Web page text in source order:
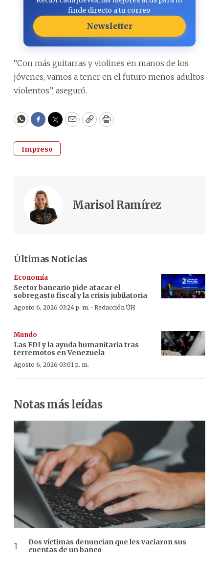
finde directo a tu correo
Newsletter
“Con más guitarras y violines en manos de los
jóvenes, vamos a tener en el futuro menos adultos
violentos”, aseguró.
WhatsApp
Facebook
Twitter
EmailCopyPrint
Impreso
Marisol Ramírez
Últimas Noticias
Economía
Sector bancario pide atacar el
sobregasto fiscal y la crisis jubilatoria
Agosto 6, 2026 03:24 p. m. · Redacción ÚH
Mundo
Las FDI y la ayuda humanitaria tras
terremotos en Venezuela
Agosto 6, 2026 03:01 p. m.
Notas más leídas
Dos víctimas denuncian que les vaciaron sus
cuentas de un banco